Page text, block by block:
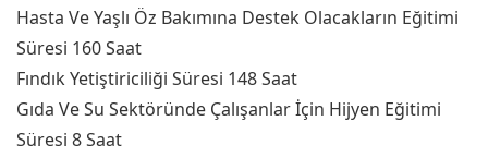
Hasta Ve Yaşlı Öz Bakımına Destek Olacakların Eğitimi
Süresi 160 Saat
Fındık Yetiştiriciliği Süresi 148 Saat
Gıda Ve Su Sektöründe Çalışanlar İçin Hijyen Eğitimi
Süresi 8 Saat